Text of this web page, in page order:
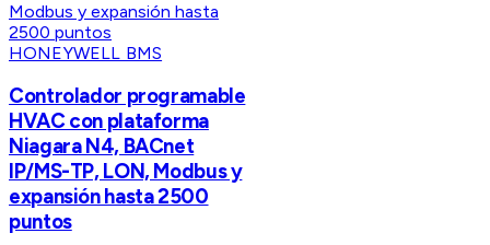
HONEYWELL BMS
Controlador programable
HVAC con plataforma
Niagara N4, BACnet
IP/MS-TP, LON, Modbus y
expansión hasta 2500
puntos